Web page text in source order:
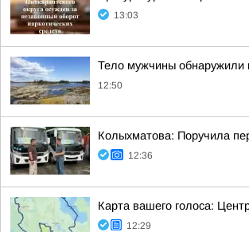
13:03
Тело мужчины обнаружили
12:50
Колыхматова: Поручила
12:36
Карта вашего голоса:
12:29